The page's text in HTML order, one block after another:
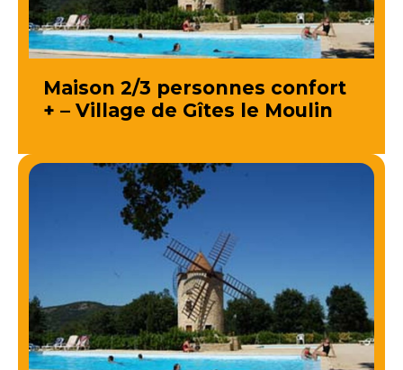
Maison 2/3 personnes confort
+ – Village de Gîtes le Moulin